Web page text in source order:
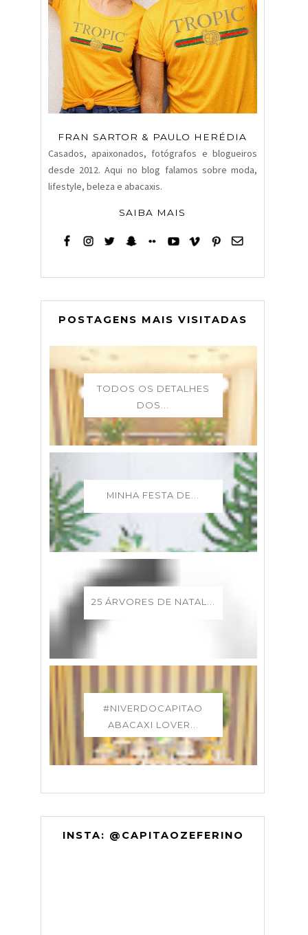
FRAN SARTOR & PAULO HERÉDIA
Casados, apaixonados, fotógrafos e blogueiros
desde 2012. Aqui no blog falamos sobre moda,
lifestyle, beleza e abacaxis.
SAIBA MAIS
POSTAGENS MAIS VISITADAS
TODOS OS DETALHES
DOS...
MINHA FESTA DE...
25 ÁRVORES DE NATAL...
#NIVERDOCAPITAO
ABACAXI LOVER...
INSTA: @CAPITAOZEFERINO